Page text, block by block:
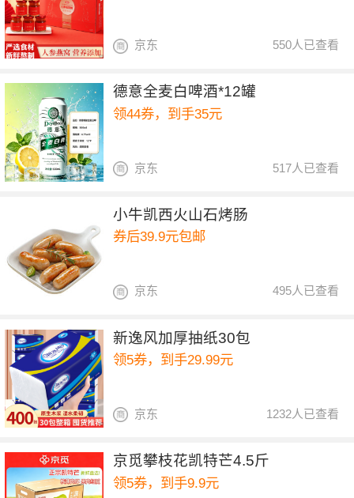
550人已查看
京东
德意全麦白啤酒*12罐
领44券，到手35元
517人已查看
京东
小牛凯西火山石烤肠
券后39.9元包邮
495人已查看
京东
新逸风加厚抽纸30包
领5券，到手29.99元
1232人已查看
京东
京觅攀枝花凯特芒4.5斤
领5券，到手9.9元